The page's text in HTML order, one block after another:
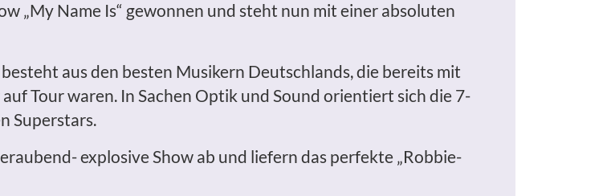
„My Name Is“ gewonnen und steht nun mit einer absoluten
aus den besten Musikern Deutschlands, die bereits mit
Tour waren. In Sachen Optik und Sound orientiert sich die 7-
Superstars.
explosive Show ab und liefern das perfekte „Robbie-